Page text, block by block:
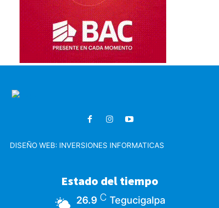
DISEÑO WEB: INVERSIONES INFORMATICAS
Estado del tiempo
26.9 C Tegucigalpa